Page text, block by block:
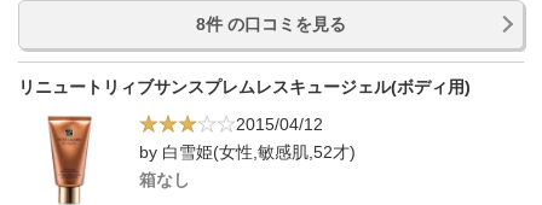
8件 の口コミを見る
リニュートリィブサンスプレムレスキュージェル(ボディ用)
2015/04/12
by 白雪姫(女性,敏感肌,52才)
箱なし